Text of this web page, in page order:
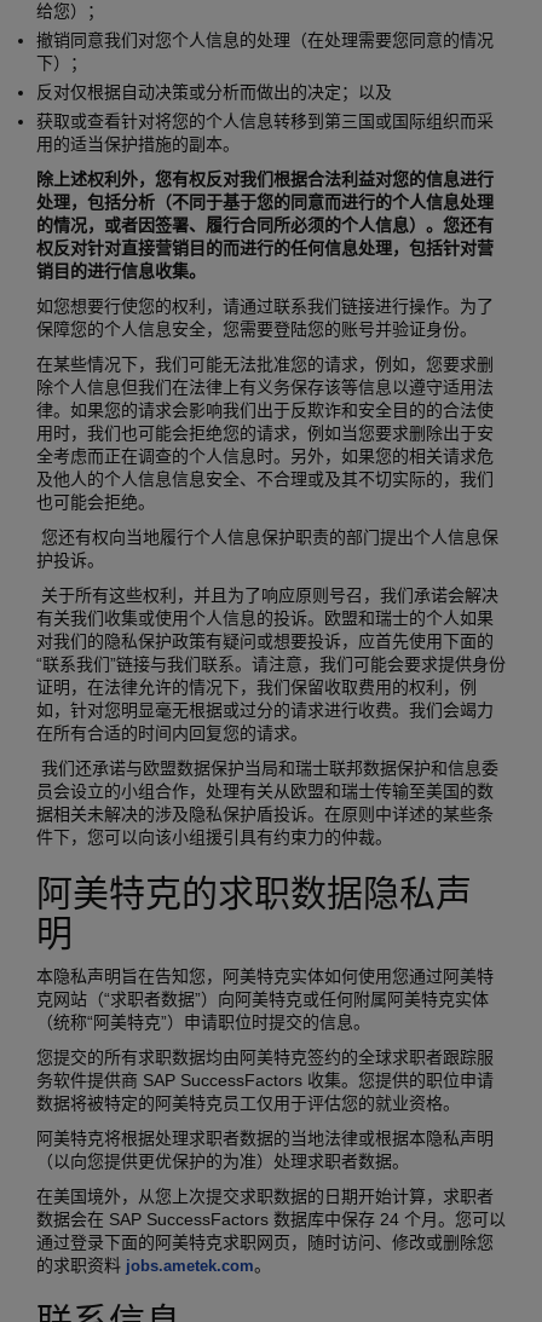
给您）；
撤销同意我们对您个人信息的处理（在处理需要您同意的情况
下）；
反对仅根据自动决策或分析而做出的决定；以及
获取或查看针对将您的个人信息转移到第三国或国际组织而采
用的适当保护措施的副本。
除上述权利外，您有权反对我们根据合法利益对您的信息进行
处理，包括分析（不同于基于您的同意而进行的个人信息处理
的情况，或者因签署、履行合同所必须的个人信息）。您还有
权反对针对直接营销目的而进行的任何信息处理，包括针对营
销目的进行信息收集。
如您想要行使您的权利，请通过联系我们链接进行操作。为了
保障您的个人信息安全，您需要登陆您的账号并验证身份。
在某些情况下，我们可能无法批准您的请求，例如，您要求删
除个人信息但我们在法律上有义务保存该等信息以遵守适用法
律。如果您的请求会影响我们出于反欺诈和安全目的的合法使
用时，我们也可能会拒绝您的请求，例如当您要求删除出于安
全考虑而正在调查的个人信息时。另外，如果您的相关请求危
及他人的个人信息信息安全、不合理或及其不切实际的，我们
也可能会拒绝。
您还有权向当地履行个人信息保护职责的部门提出个人信息保
护投诉。
关于所有这些权利，并且为了响应原则号召，我们承诺会解决
有关我们收集或使用个人信息的投诉。欧盟和瑞士的个人如果
对我们的隐私保护政策有疑问或想要投诉，应首先使用下面的
“联系我们”链接与我们联系。请注意，我们可能会要求提供身份
证明，在法律允许的情况下，我们保留收取费用的权利，例
如，针对您明显毫无根据或过分的请求进行收费。我们会竭力
在所有合适的时间内回复您的请求。
我们还承诺与欧盟数据保护当局和瑞士联邦数据保护和信息委
员会设立的小组合作，处理有关从欧盟和瑞士传输至美国的数
据相关未解决的涉及隐私保护盾投诉。在原则中详述的某些条
件下，您可以向该小组援引具有约束力的仲裁。
阿美特克的求职数据隐私声
明
本隐私声明旨在告知您，阿美特克实体如何使用您通过阿美特
克网站（“求职者数据”）向阿美特克或任何附属阿美特克实体
（统称“阿美特克”）申请职位时提交的信息。
您提交的所有求职数据均由阿美特克签约的全球求职者跟踪服
务软件提供商 SAP SuccessFactors 收集。您提供的职位申请
数据将被特定的阿美特克员工仅用于评估您的就业资格。
阿美特克将根据处理求职者数据的当地法律或根据本隐私声明
（以向您提供更优保护的为准）处理求职者数据。
在美国境外，从您上次提交求职数据的日期开始计算，求职者
数据会在 SAP SuccessFactors 数据库中保存 24 个月。您可以
通过登录下面的阿美特克求职网页，随时访问、修改或删除您
的求职资料 jobs.ametek.com。